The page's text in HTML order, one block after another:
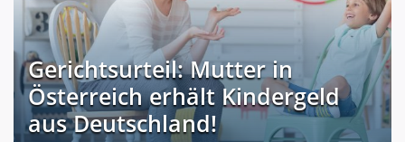
Gerichtsurteil: Mutter in
Österreich erhält Kindergeld
aus Deutschland!